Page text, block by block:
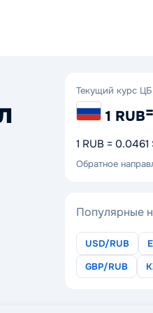
Текущий курс
1 RUB=
1 RUB = 0.0461
Обратное
Популярные
USD/RUB
GBP/RUB